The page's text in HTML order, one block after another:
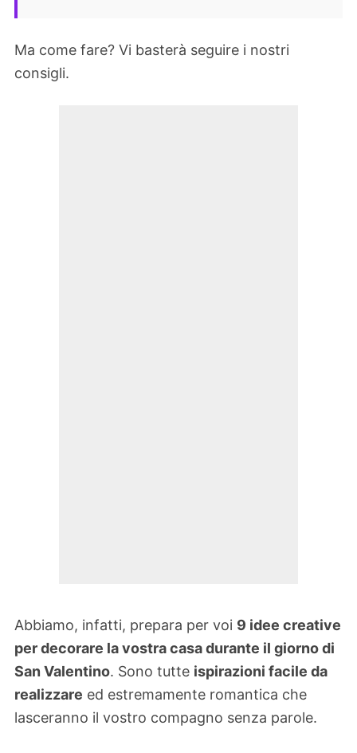
Ma come fare? Vi basterà seguire i nostri
consigli.
Abbiamo, infatti, prepara per voi 9 idee creative
per decorare la vostra casa durante il giorno di
San Valentino. Sono tutte ispirazioni facile da
realizzare ed estremamente romantica che
lasceranno il vostro compagno senza parole.